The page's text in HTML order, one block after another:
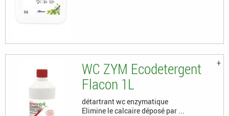
WC ZYM Ecodetergent
Flacon 1L
détartrant wc enzymatique
Elimine le calcaire déposé par ...